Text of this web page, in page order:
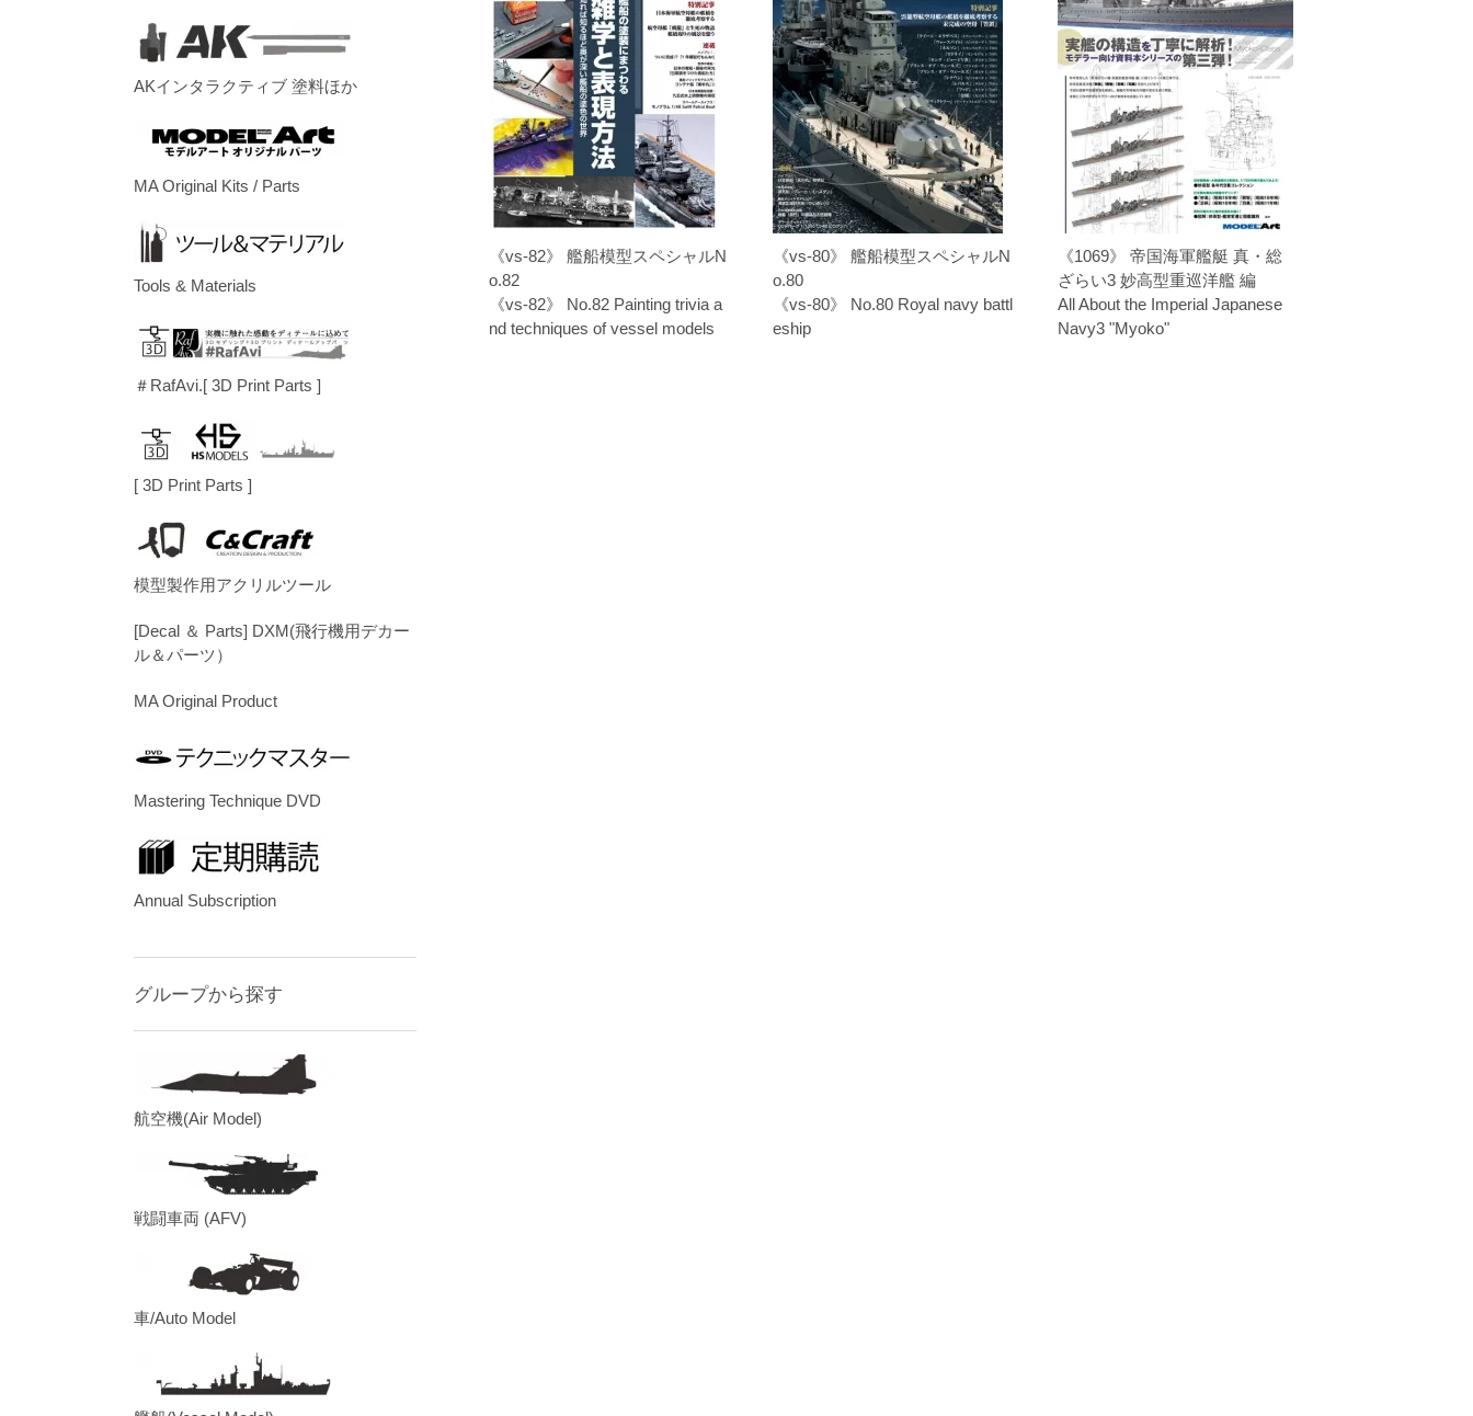
《vs-82》 艦船模型スペシャルN
o.82
《vs-82》 No.82 Painting trivia a
nd techniques of vessel models
《vs-80》 艦船模型スペシャルN
o.80
《vs-80》 No.80 Royal navy battl
eship
《1069》 帝国海軍艦艇 真・総
ざらい3 妙高型重巡洋艦 編
All About the Imperial Japanese
Navy3 "Myoko"
AKインタラクティブ 塗料ほか
MA Original Kits / Parts
Tools & Materials
＃RafAvi.[ 3D Print Parts ]
[ 3D Print Parts ]
模型製作用アクリルツール
[Decal ＆ Parts] DXM(飛行機用デカー
ル＆パーツ）
MA Original Product
Mastering Technique DVD
Annual Subscription
グループから探す
航空機(Air Model)
戦闘車両 (AFV)
車/Auto Model